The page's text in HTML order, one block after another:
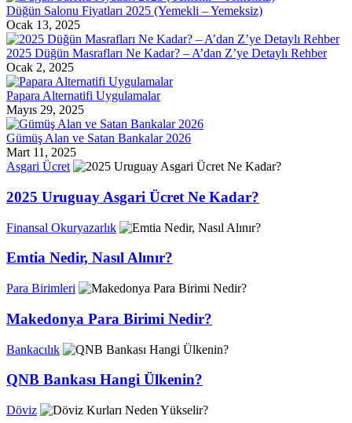
Düğün Salonu Fiyatları 2025 (Yemekli – Yemeksiz)
Ocak 13, 2025
2025 Düğün Masrafları Ne Kadar? – A’dan Z’ye Detaylı Rehber
Ocak 2, 2025
Papara Alternatifi Uygulamalar
Mayıs 29, 2025
Gümüş Alan ve Satan Bankalar 2026
Mart 11, 2025
Asgari Ücret
2025 Uruguay Asgari Ücret Ne Kadar?
Finansal Okuryazarlık
Emtia Nedir, Nasıl Alınır?
Para Birimleri
Makedonya Para Birimi Nedir?
Bankacılık
QNB Bankası Hangi Ülkenin?
Döviz